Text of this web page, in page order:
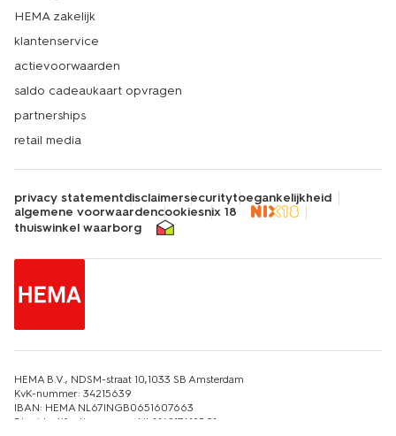
HEMA zakelijk
klantenservice
actievoorwaarden
saldo cadeaukaart opvragen
partnerships
retail media
privacy statementdisclaimersecuritytoegankelijkheid
algemene voorwaardencookiesnix 18
thuiswinkel waarborg
HEMA B.V., NDSM-straat 10,1033 SB Amsterdam
KvK-nummer: 34215639
IBAN: HEMA NL67INGB0651607663
Btw-identificatienummer: NL814217412B01